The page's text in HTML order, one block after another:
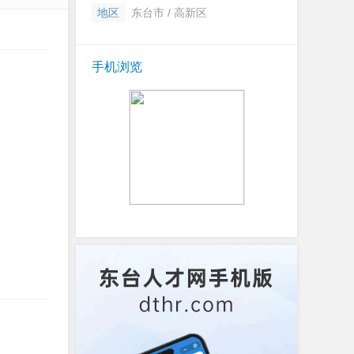
地区 东台市 / 高新区
手机浏览